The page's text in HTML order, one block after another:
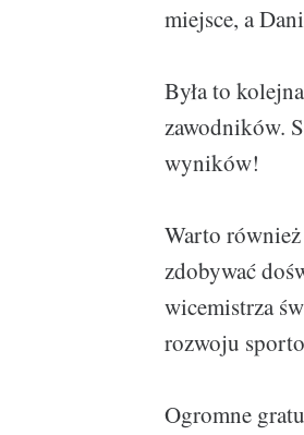
miejsce, a
Była to
zawodników.
wyników!
Warto
zdobywać
wicemistrza
rozwoju
Ogromne